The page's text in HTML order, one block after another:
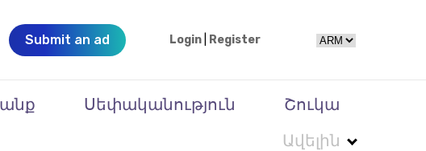
Submit an ad Login Register
Սեփականություն
Շուկա
Ավելին